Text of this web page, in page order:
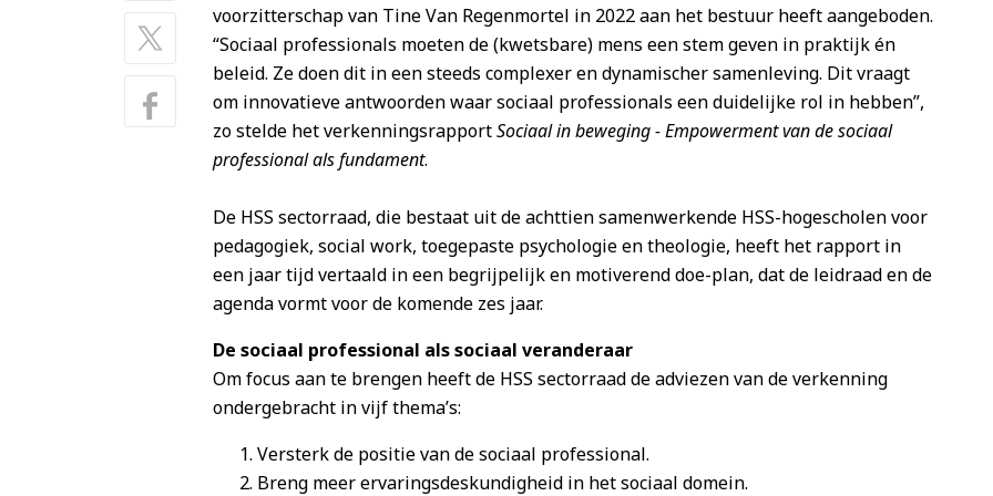
voorzitterschap van Tine Van Regenmortel in 2022 aan het bestuur heeft aangeboden.
“Sociaal professionals moeten de (kwetsbare) mens een stem geven in praktijk én
beleid. Ze doen dit in een steeds complexer en dynamischer samenleving. Dit vraagt
om innovatieve antwoorden waar sociaal professionals een duidelijke rol in hebben”,
zo stelde het verkenningsrapportSociaal in beweging - Empowerment van de sociaal
professional als fundament.
De HSS sectorraad, die bestaat uit de achttien samenwerkende HSS-hogescholen voor
pedagogiek, social work, toegepaste psychologie en theologie, heeft het rapport in
een jaar tijd vertaald in een begrijpelijk en motiverend doe-plan, dat de leidraad en de
agenda vormt voor de komende zes jaar.
De sociaal professional als sociaal veranderaar
Om focus aan te brengen heeft de HSS sectorraad de adviezen van de verkenning
ondergebracht in vijf thema’s:
Versterk de positie van de sociaal professional.
Breng meer ervaringsdeskundigheid in het sociaal domein.